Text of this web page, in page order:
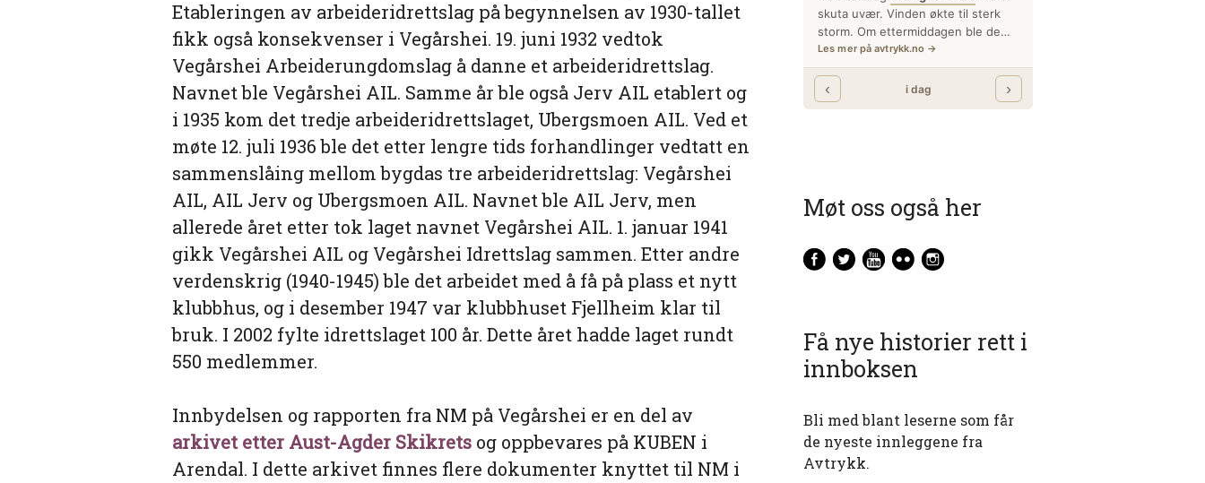
Etableringen av arbeideridrettslag på begynnelsen av 1930-tallet
fikk også konsekvenser i Vegårshei. 19. juni 1932 vedtok
Vegårshei Arbeiderungdomslag å danne et arbeideridrettslag.
Navnet ble Vegårshei AIL. Samme år ble også Jerv AIL etablert og
i 1935 kom det tredje arbeideridrettslaget, Ubergsmoen AIL. Ved et
møte 12. juli 1936 ble det etter lengre tids forhandlinger vedtatt en
sammenslåing mellom bygdas tre arbeideridrettslag: Vegårshei
AIL, AIL Jerv og Ubergsmoen AIL. Navnet ble AIL Jerv, men
allerede året etter tok laget navnet Vegårshei AIL. 1. januar 1941
gikk Vegårshei AIL og Vegårshei Idrettslag sammen. Etter andre
verdenskrig (1940-1945) ble det arbeidet med å få på plass et nytt
klubbhus, og i desember 1947 var klubbhuset Fjellheim klar til
bruk. I 2002 fylte idrettslaget 100 år. Dette året hadde laget rundt
550 medlemmer.
Innbydelsen og rapporten fra NM på Vegårshei er en del av
arkivet etter Aust-Agder Skikrets og oppbevares på KUBEN i
Arendal. I dette arkivet finnes flere dokumenter knyttet til NM i
Møt oss også her
Få nye historier rett i
innboksen
Bli med blant leserne som får
de nyeste innleggene fra
Avtrykk.